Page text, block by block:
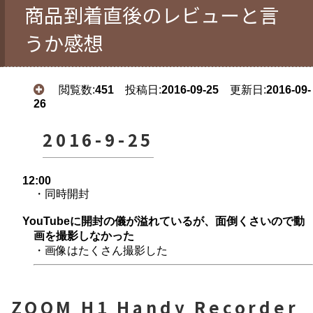
商品到着直後のレビューと言
うか感想
閲覧数:451 投稿日:2016-09-25 更新日:2016-09-
26
2016-9-25
12:00
・同時開封
YouTubeに開封の儀が溢れているが、面倒くさいので動
画を撮影しなかった
・画像はたくさん撮影した
ZOOM H1 Handy Recorder